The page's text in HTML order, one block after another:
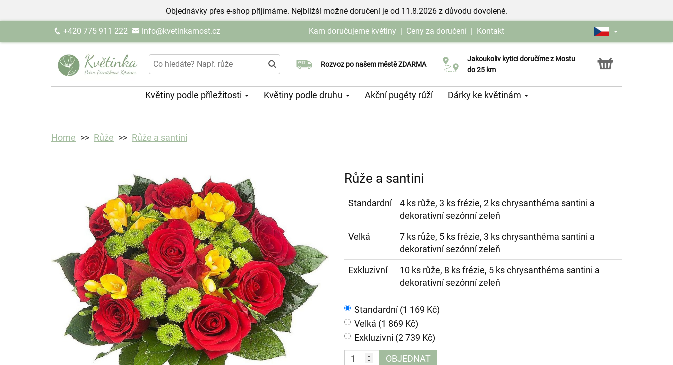
Objednávky přes e-shop přijímáme. Nejbližší možné doručení je od 11.8.2026 z důvodu dovolené.
+420 775 911 222 info@kvetinkamost.cz Kam doručujeme květiny | Ceny za doručení | Kontakt
Rozvoz po našem městě ZDARMA
Možný výběr času a dne doručení
Jakoukoliv kytici doručíme z Mostu
do 25 km
Možnost vyzvednout v naší květince
Květiny podle příležitosti Květiny podle druhu Akční pugéty růží Dárky ke květinám
Home Růže Růže a santini
Růže a santini
Standardní
4 ks růže, 3 ks frézie, 2 ks chrysanthéma santini a
dekorativní sezónní zeleň
Velká
7 ks růže, 5 ks frézie, 3 ks chrysanthéma santini a
dekorativní sezónní zeleň
Exkluzivní
10 ks růže, 8 ks frézie, 5 ks chrysanthéma santini a
dekorativní sezónní zeleň
Standardní (1 169 Kč)
Velká (1 869 Kč)
Exkluzivní (2 739 Kč)
OBJEDNAT